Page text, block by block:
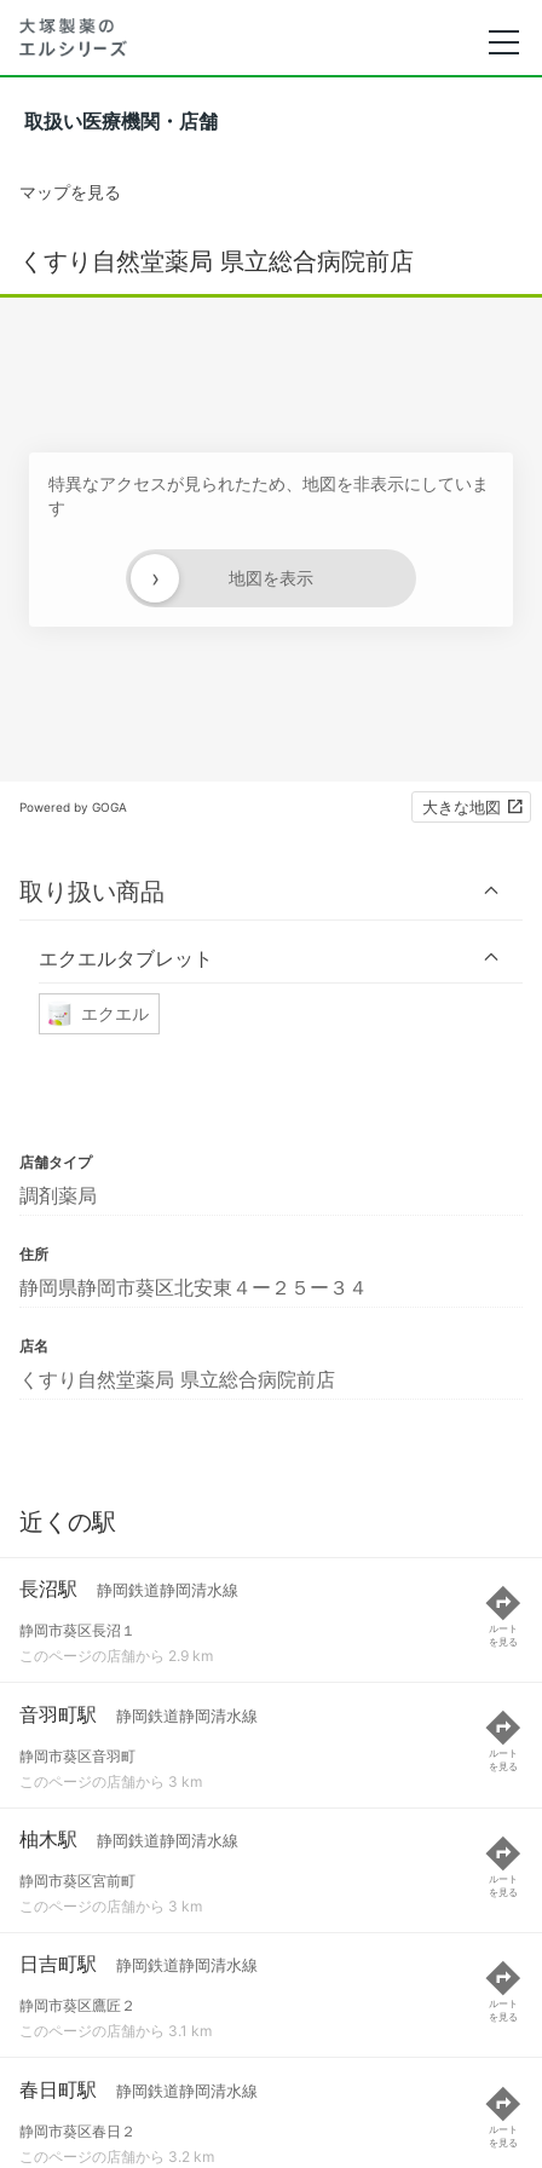
取扱い医療機関・店舗
マップを見る
くすり自然堂薬局 県立総合病院前店
特異なアクセスが見られたため、地図を非表示にしていま
す
地図を表示
›
Powered by GOGA 大きな地図
取り扱い商品
エクエルタブレット
エクエル
店舗タイプ
調剤薬局
住所
静岡県静岡市葵区北安東４ー２５ー３４
店名
くすり自然堂薬局 県立総合病院前店
近くの駅
長沼駅 静岡鉄道静岡清水線
静岡市葵区長沼１
このページの店舗から 2.9 km
ルート
を見る
音羽町駅 静岡鉄道静岡清水線
静岡市葵区音羽町
このページの店舗から 3 km
ルート
を見る
柚木駅 静岡鉄道静岡清水線
静岡市葵区宮前町
このページの店舗から 3 km
ルート
を見る
日吉町駅 静岡鉄道静岡清水線
静岡市葵区鷹匠２
このページの店舗から 3.1 km
ルート
を見る
春日町駅 静岡鉄道静岡清水線
静岡市葵区春日２
このページの店舗から 3.2 km
ルート
を見る